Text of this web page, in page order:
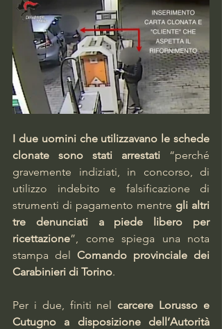
I due uomini che utilizzavano le schede
clonate sono stati arrestati “perché
gravemente indiziati, in concorso, di
utilizzo indebito e falsificazione di
strumenti di pagamento mentre gli altri
tre denunciati a piede libero per
ricettazione”, come spiega una nota
stampa del Comando provinciale dei
Carabinieri di Torino.
Per i due, finiti nel carcere Lorusso e
Cutugno a disposizione dell’Autorità